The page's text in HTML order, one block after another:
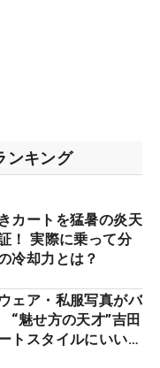
ンキング
カートを猛暑の炎天
！ 実際に乗って分
冷却力とは？
ェア・私服写真がバ
魅せ方の天才”吉田
トスタイルにいい